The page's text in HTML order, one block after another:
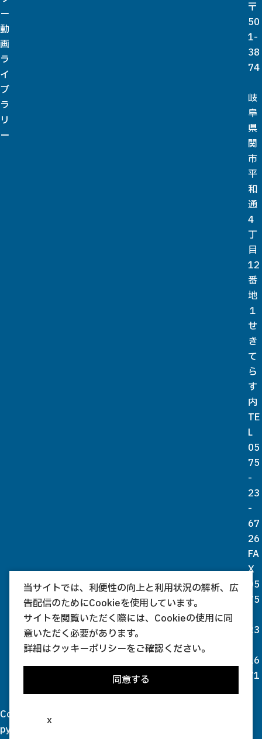
ー
動
画
ラ
イ
ブ
ラ
リ
ー
〒
50
1-
38
74
岐
阜
県
関
市
平
和
通
4
丁
目
12
番
地
１
せ
き
て
ら
す
内
TE
L
05
75
-
23
-
67
26
FA
X
05
75
23
16
71
Co
py
当サイトでは、利便性の向上と利用状況の解析、広
告配信のためにCookieを使用しています。
サイトを閲覧いただく際には、Cookieの使用に同
意いただく必要があります。
詳細はクッキーポリシーをご確認ください。
同意する
x